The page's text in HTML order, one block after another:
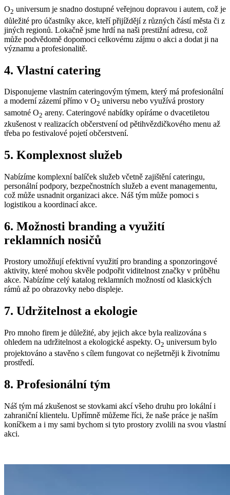
O2 universum je snadno dostupné veřejnou dopravou i autem, což je
důležité pro účastníky akce, kteří přijíždějí z různých částí města či z
jiných regionů. Lokačně jsme hrdí na naši prestižní adresu, což
může podvědomě dopomoci celkovému zájmu o akci a dodat ji na
významu a profesionalitě.
4. Vlastní catering
Disponujeme vlastním cateringovým týmem, který má profesionální
a moderní zázemí přímo v O2 universu nebo využívá prostory
samotné O2 areny. Cateringové nabídky opíráme o dvacetiletou
zkušenost v realizacích občerstvení od pětihvězdičkového menu až
třeba po festivalové pojetí občerstvení.
5. Komplexnost služeb
Nabízíme komplexní balíček služeb včetně zajištění cateringu,
personální podpory, bezpečnostních služeb a event managementu,
což může usnadnit organizaci akce. Náš tým může pomoci s
logistikou a koordinací akce.
6. Možnosti branding a využití
reklamních nosičů
Prostory umožňují efektivní využití pro branding a sponzoringové
aktivity, které mohou skvěle podpořit viditelnost značky v průběhu
akce. Nabízíme celý katalog reklamních možností od klasických
rámů až po obrazovky nebo displeje.
7. Udržitelnost a ekologie
Pro mnoho firem je důležité, aby jejich akce byla realizována s
ohledem na udržitelnost a ekologické aspekty. O2 universum bylo
projektováno a stavěno s cílem fungovat co nejšetrněji k životnímu
prostředí.
8. Profesionální tým
Náš tým má zkušenost se stovkami akcí všeho druhu pro lokální i
zahraniční klientelu. Upřímně můžeme říci, že naše práce je naším
koníčkem a i my sami bychom si tyto prostory zvolili na svou vlastní
akci.